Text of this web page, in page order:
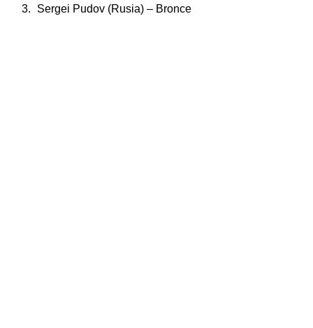
Sergei Pudov (Rusia) – Bronce